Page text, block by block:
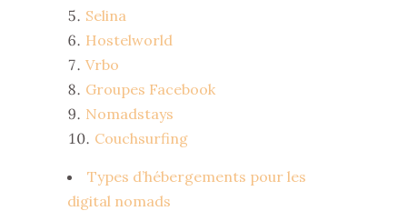
Selina
Hostelworld
Vrbo
Groupes Facebook
Nomadstays
Couchsurfing
Types d’hébergements pour les
digital nomads